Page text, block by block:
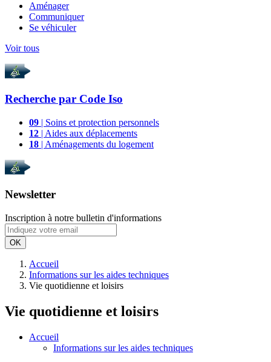
Aménager
Communiquer
Se véhiculer
Voir tous
Recherche par Code Iso
09 | Soins et protection personnels
12 | Aides aux déplacements
18 | Aménagements du logement
Newsletter
Inscription à notre bulletin d'informations
OK
Accueil
Informations sur les aides techniques
Vie quotidienne et loisirs
Vie quotidienne et loisirs
Accueil
Informations sur les aides techniques